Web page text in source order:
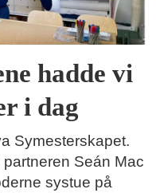
hadde vi
i dag
Symesterskapet.
Seán Mac
systue på